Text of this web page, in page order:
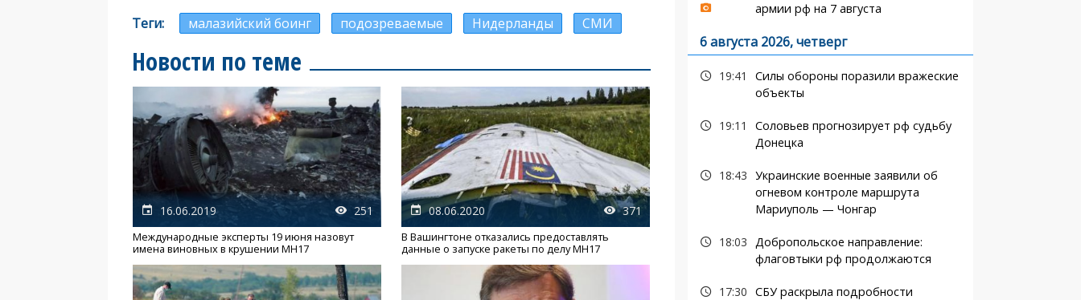
Теги малазийский боинг подозреваемые Нидерланды СМИ
Новости по теме
16.06.2019 251
Международные эксперты 19 июня назовут
имена виновных в крушении MH17
08.06.2020 371
В Вашингтоне отказались предоставлять
данные о запуске ракеты по делу MH17
армии рф на 7 августа
6 августа 2026, четверг
19:41
Силы обороны поразили вражеские
объекты
19:11
Соловьев прогнозирует рф судьбу
Донецка
18:43 Украинские военные заявили об
огневом контроле маршрута
Мариуполь — Чонгар
18:03 Добропольское направление:
флаговтыки рф продолжаются
17:30 СБУ раскрыла подробности